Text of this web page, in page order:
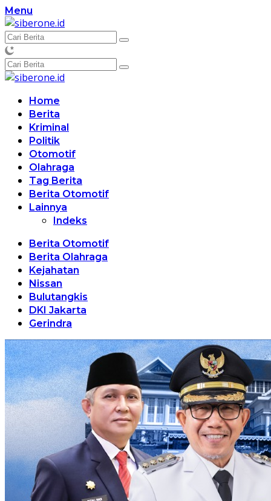
Langsung
ke
konten
Menu
Home
Berita
Kriminal
Politik
Otomotif
Olahraga
Tag Berita
Berita Otomotif
Lainnya
Indeks
Berita Otomotif
Berita Olahraga
Kejahatan
Nissan
Bulutangkis
DKI Jakarta
Gerindra